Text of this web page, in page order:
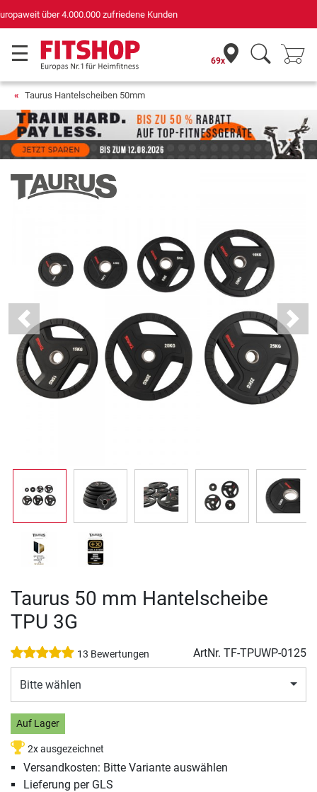
für Sportgeräte (n-tv+DISQ 2016-2024)
69x
Taurus Hantelscheiben 50mm
Previous Next
Taurus 50 mm Hantelscheibe
TPU 3G
13 Bewertungen ArtNr. TF-TPUWP-0125
Bitte wählen
Auf Lager
2x ausgezeichnet
Versandkosten: Bitte Variante auswählen
Lieferung per GLS